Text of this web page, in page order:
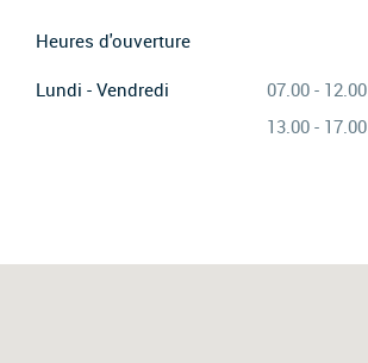
Heures d'ouverture
Lundi - Vendredi
07.00 - 12.00
13.00 - 17.00